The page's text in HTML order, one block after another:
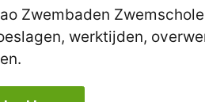
Zwembaden
werktijden,